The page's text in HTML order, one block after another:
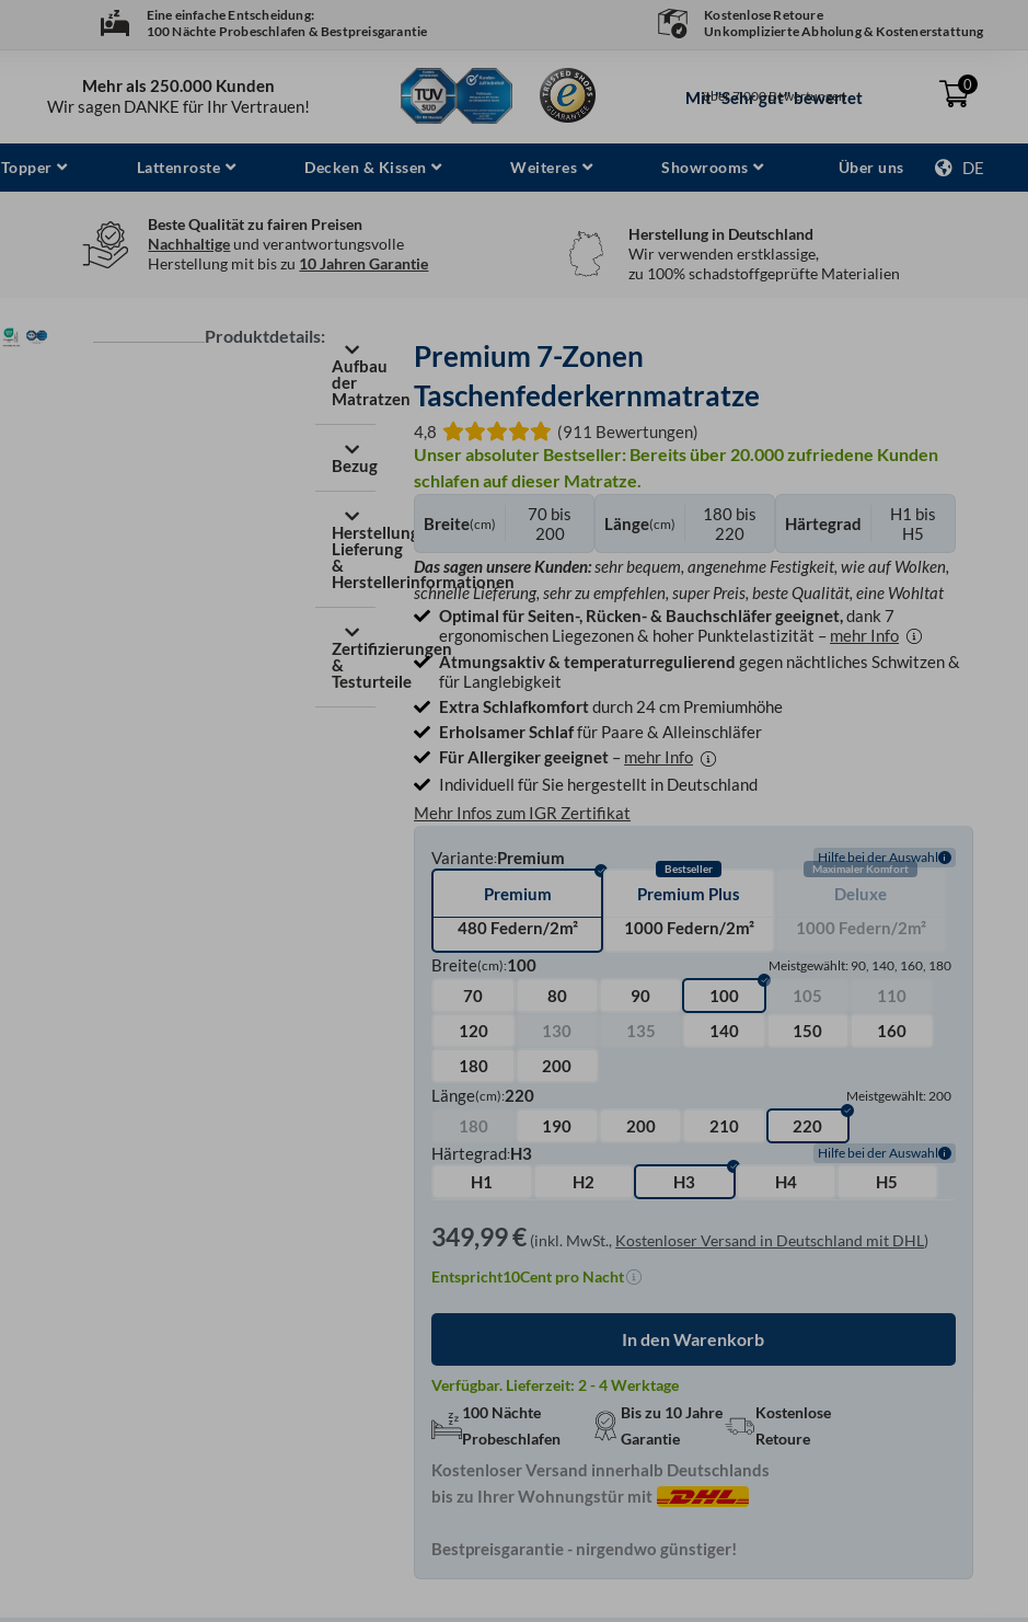
Eine einfache Entscheidung:
100 Nächte Probeschlafen & Bestpreisgarantie
Kostenlose Retoure
Unkomplizierte Abholung & Kostenerstattung
Mehr als 250.000 Kunden
Wir sagen DANKE für Ihr Vertrauen!
Mit "Sehr gut" bewertet
über 7.000 Bewertungen
0
Topper Lattenroste Decken & Kissen Weiteres Showrooms Über uns DE
Beste Qualität zu fairen Preisen
Nachhaltige und verantwortungsvolle
Herstellung mit bis zu 10 Jahren Garantie
Herstellung in Deutschland
Wir verwenden erstklassige,
zu 100% schadstoffgeprüfte Materialien
Produktdetails:
Aufbau
der
Matratzen
Bezug
Herstellung,
Lieferung
&
Herstellerinformationen
Zertifizierungen
&
Testurteile
Premium 7-Zonen
Taschenfederkernmatratze
4,8 (911 Bewertungen)
Unser absoluter Bestseller: Bereits über 20.000 zufriedene Kunden
schlafen auf dieser Matratze.
Breite(cm)
70 bis
200
Länge(cm)
180 bis
220
Härtegrad
H1 bis
H5
Das sagen unsere Kunden:sehr bequem, angenehme Festigkeit, wie auf Wolken,
schnelle Lieferung, sehr zu empfehlen, super Preis, beste Qualität, eine Wohltat
Optimal für Seiten-, Rücken- & Bauchschläfer geeignet,dank 7
ergonomischen Liegezonen & hoher Punktelastizität – mehr Info
Atmungsaktiv & temperaturregulierend gegen nächtliches Schwitzen &
für Langlebigkeit
Extra Schlafkomfortdurch 24 cm Premiumhöhe
Erholsamer Schlaffür Paare & Alleinschläfer
Für Allergiker geeignet – mehr Info
Individuell für Sie hergestellt in Deutschland
Mehr Infos zum IGR Zertifikat
Variante:Premium Hilfe bei der Auswahl
Premium
480 Federn/2m²
Bestseller
Premium Plus
1000 Federn/2m²
Maximaler Komfort
Deluxe
1000 Federn/2m²
Breite(cm):100 Meistgewählt: 90, 140, 160, 180
70 80 90 100 105
110
120
130 135 140 150
160
180
200
Länge(cm):220 Meistgewählt: 200
180 190 200 210
220
Härtegrad:H3 Hilfe bei der Auswahl
H1 H2 H3 H4 H5
349,99€ (inkl. MwSt., Kostenloser Versand in Deutschland mit DHL)
Entspricht10Cent pro Nacht
In den Warenkorb
Verfügbar. Lieferzeit: 2 - 4 Werktage
100 Nächte
Probeschlafen
Bis zu 10 Jahre
Garantie
Kostenlose
Retoure
Kostenloser Versand innerhalb Deutschlands
bis zu Ihrer Wohnungstür mit
Bestpreisgarantie - nirgendwo günstiger!